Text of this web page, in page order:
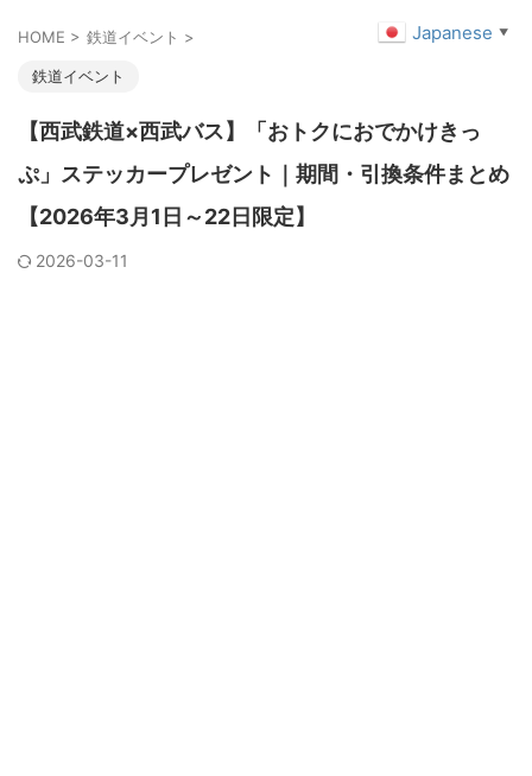
HOME > 鉄道イベント >
鉄道イベント
【西武鉄道×西武バス】「おトクにおでかけきっ
ぷ」ステッカープレゼント｜期間・引換条件まとめ
【2026年3月1日～22日限定】
2026-03-11
Japanese ▼